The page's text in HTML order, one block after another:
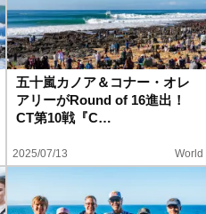
五十嵐カノア＆コナー・オレ
アリーがRound of 16進出！
CT第10戦『C…
2025/07/13 World